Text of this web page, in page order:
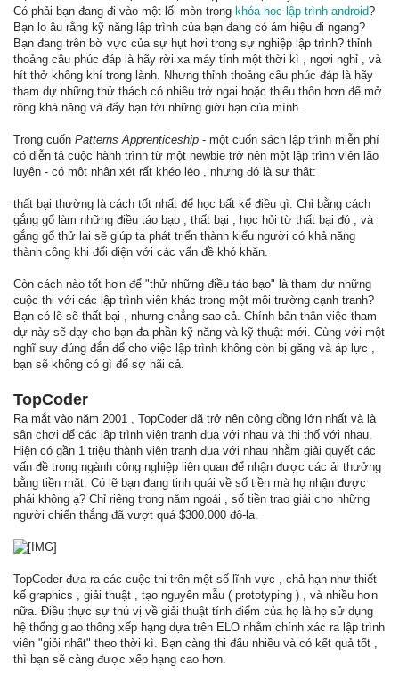
Có phải bạn đang đi vào một lối mòn trong khóa học lập trình android?
Bạn lo âu rằng kỹ năng lập trình của bạn đang có ám hiệu đi ngang?
Bạn đang trên bờ vực của sự hụt hơi trong sự nghiệp lập trình? thỉnh
thoảng câu phúc đáp là hãy rời xa máy tính một thời kì , ngơi nghỉ , và
hít thở không khí trong lành. Nhưng thỉnh thoảng câu phúc đáp là hãy
tham dự những thử thách có nhiều trở ngại hoặc thiếu thốn hơn để mở
rộng khả năng và đẩy bạn tới những giới hạn của mình.
Trong cuốn Patterns Apprenticeship - một cuốn sách lập trình miễn phí
có diễn tả cuộc hành trình từ một newbie trở nên một lập trình viên lão
luyện - có một nhận xét rất khéo léo , nhưng đó là sự thật:
thất bại thường là cách tốt nhất để học bất kể điều gì. Chỉ bằng cách
gắng gổ làm những điều táo bạo , thất bại , học hỏi từ thất bại đó , và
gắng gổ thử lại sẽ giúp ta phát triển thành kiểu người có khả năng
thành công khi đối diện với các vấn đề khó khăn.
Còn cách nào tốt hơn để "thử những điều táo bạo" là tham dự những
cuộc thi với các lập trình viên khác trong một môi trường cạnh tranh?
Bạn có lẽ sẽ thất bại , nhưng chẳng sao cả. Chính bản thân việc tham
dự này sẽ dạy cho bạn đa phần kỹ năng và kỹ thuật mới. Cùng với một
nghĩ suy đúng đắn để cho việc lập trình không còn bị găng và áp lực ,
bạn sẽ không có gì để sợ hãi cả.
TopCoder
Ra mắt vào năm 2001 , TopCoder đã trở nên cộng đồng lớn nhất và là
sân chơi để các lập trình viên tranh đua với nhau và thi thố với nhau.
Hiện có gần 1 triệu thành viên tranh đua với nhau nhằm giải quyết các
vấn đề trong ngành công nghiệp liên quan để nhận được các ải thưởng
bằng tiền mặt. Có lẽ bạn đang tinh quái về số tiền mà họ nhận được
phải không ạ? Chỉ riêng trong năm ngoái , số tiền trao giải cho những
người chiến thắng đã vượt quá $300.000 đô-la.
TopCoder đưa ra các cuộc thi trên một số lĩnh vực , chả hạn như thiết
kế graphics , giải thuật , tạo nguyên mẫu ( prototyping ) , và nhiều hơn
nữa. Điều thực sự thú vị về giải thuật tính điểm của họ là họ sử dụng
hệ thống giao thông xếp hạng dựa trên ELO nhằm chính xác ra lập trình
viên "giỏi nhất" theo thời kì. Bạn càng thi đấu nhiều và có kết quả tốt ,
thì bạn sẽ càng được xếp hạng cao hơn.